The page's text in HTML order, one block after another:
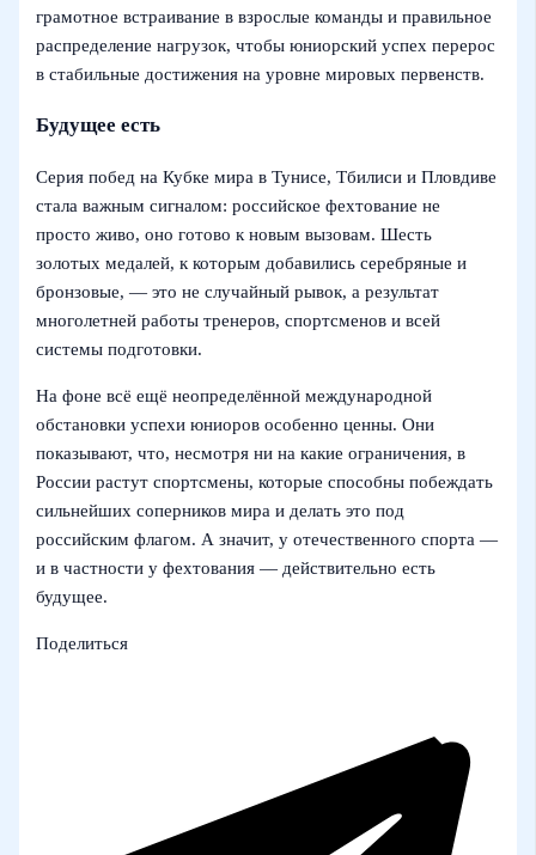
грамотное встраивание в взрослые команды и правильное
распределение нагрузок, чтобы юниорский успех перерос
в стабильные достижения на уровне мировых первенств.
Будущее есть
Серия побед на Кубке мира в Тунисе, Тбилиси и Пловдиве
стала важным сигналом: российское фехтование не
просто живо, оно готово к новым вызовам. Шесть
золотых медалей, к которым добавились серебряные и
бронзовые, — это не случайный рывок, а результат
многолетней работы тренеров, спортсменов и всей
системы подготовки.
На фоне всё ещё неопределённой международной
обстановки успехи юниоров особенно ценны. Они
показывают, что, несмотря ни на какие ограничения, в
России растут спортсмены, которые способны побеждать
сильнейших соперников мира и делать это под
российским флагом. А значит, у отечественного спорта —
и в частности у фехтования — действительно есть
будущее.
Поделиться